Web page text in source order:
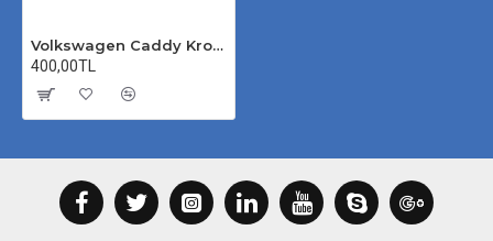
Volkswagen Caddy Krom Ön Panjur 2015 Üzeri Uyumlu
400,00TL